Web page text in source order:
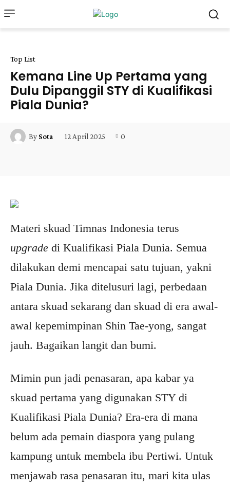
Top List
Kemana Line Up Pertama yang
Dulu Dipanggil STY di Kualifikasi
Piala Dunia?
By Sota 12 April 2025 0
Materi skuad Timnas Indonesia terus
upgrade di Kualifikasi Piala Dunia. Semua
dilakukan demi mencapai satu tujuan, yakni
Piala Dunia. Jika ditelusuri lagi, perbedaan
antara skuad sekarang dan skuad di era awal-
awal kepemimpinan Shin Tae-yong, sangat
jauh. Bagaikan langit dan bumi.
Mimin pun jadi penasaran, apa kabar ya
skuad pertama yang digunakan STY di
Kualifikasi Piala Dunia? Era-era di mana
belum ada pemain diaspora yang pulang
kampung untuk membela ibu Pertiwi. Untuk
menjawab rasa penasaran itu, mari kita ulas